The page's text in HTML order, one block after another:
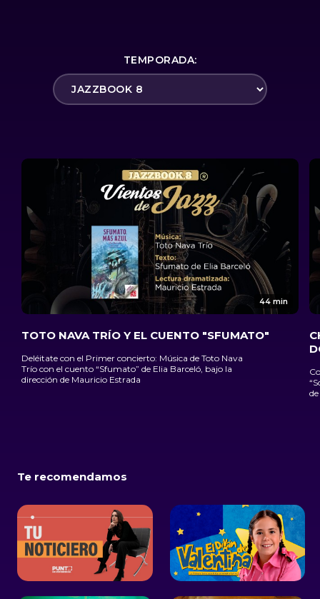
TEMPORADA:
44 min
TOTO NAVA TRÍO Y EL CUENTO "SFUMATO"
Deléitate con el Primer concierto: Música de Toto Nava
Trío con el cuento “Sfumato” de Elia Barceló, bajo la
dirección de Mauricio Estrada
Te recomendamos